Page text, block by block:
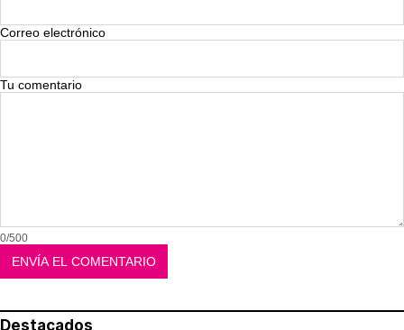
Correo electrónico
Tu comentario
0/500
Destacados